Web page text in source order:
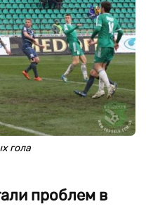
гола
проблем в